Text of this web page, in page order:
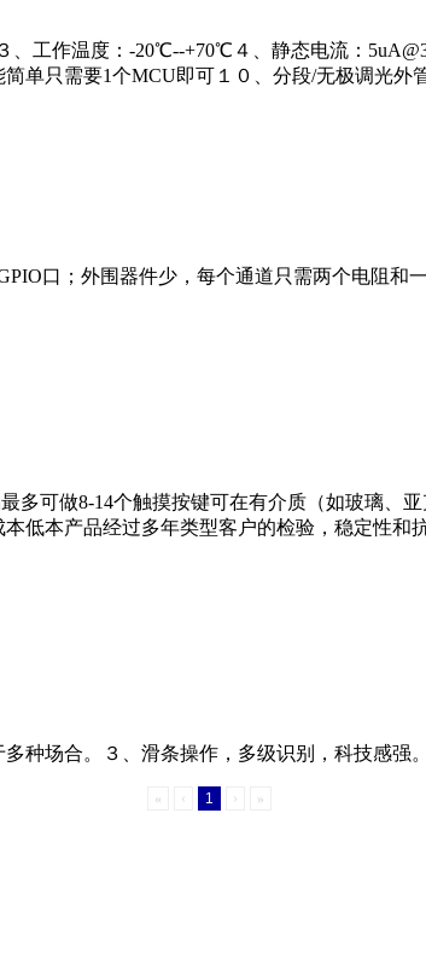
工作温度：-20℃--+70℃４、静态电流：
单只需要1个MCU即可１０、分段/无极调光
口；外围器件少，每个通道只需两个电阻
多可做8-14个触摸按键可在有介质（如玻璃、
低本产品经过多年类型客户的检验，稳定性
种场合。３、滑条操作，多级识别，科技感强
« ‹ 1 › »